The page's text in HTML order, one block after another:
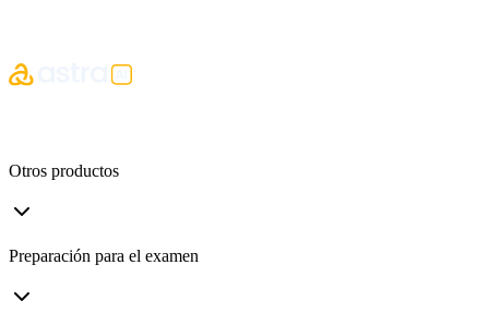
Otros productos
Preparación para el examen